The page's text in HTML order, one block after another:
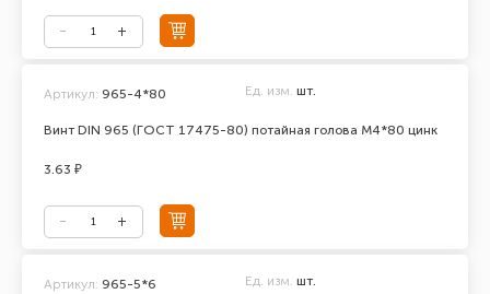
Винт DIN 965 (ГОСТ 17475-80) потайная голова М4*80 цинк
Артикул: 965-4*80 Ед. изм. шт.
3.63 ₽
Артикул: 965-5*6 Ед. изм. шт.